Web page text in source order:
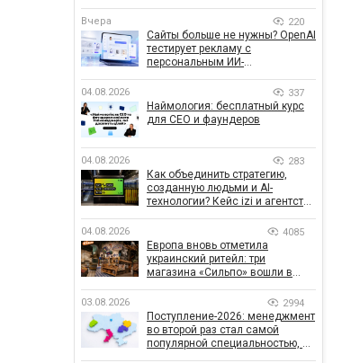
Вчера 220
Сайты больше не нужны? OpenAI
тестирует рекламу с
персональным ИИ-
04.08.2026 337
Наймология: бесплатный курс
для CEO и фаундеров
04.08.2026 283
Как объединить стратегию,
созданную людьми и AI-
технологии? Кейс izi и агентства
04.08.2026 4085
Европа вновь отметила
украинский ритейл: три
магазина «Сильпо» вошли в
03.08.2026 2994
Поступление-2026: менеджмент
во второй раз стал самой
популярной специальностью, а